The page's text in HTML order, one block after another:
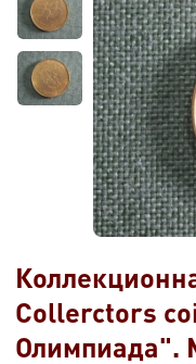
Collerctors
Олимпиада".